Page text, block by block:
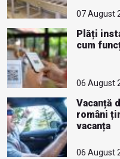
07 August
Plăți
cum
06 August
Vacanță
români
vacanța
06 August